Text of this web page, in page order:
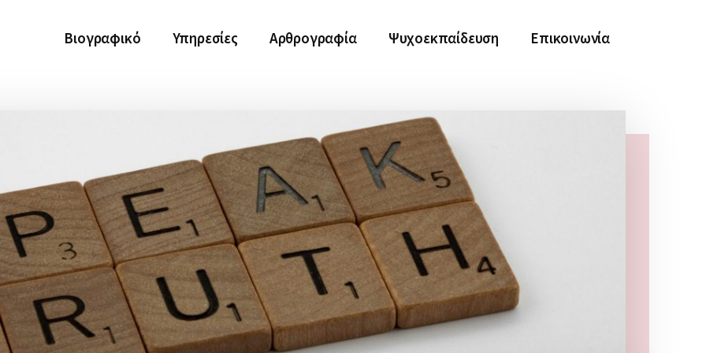
Βιογραφικό Υπηρεσίες Αρθρογραφία Ψυχοεκπαίδευση Επικοινωνία